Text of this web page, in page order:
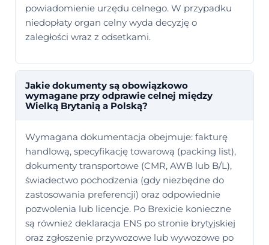
powiadomienie urzędu celnego. W przypadku
niedopłaty organ celny wyda decyzję o
zaległości wraz z odsetkami.
Jakie dokumenty są obowiązkowo
wymagane przy odprawie celnej między
Wielką Brytanią a Polską?
Wymagana dokumentacja obejmuje: fakturę
handlową, specyfikację towarową (packing list),
dokumenty transportowe (CMR, AWB lub B/L),
świadectwo pochodzenia (gdy niezbędne do
zastosowania preferencji) oraz odpowiednie
pozwolenia lub licencje. Po Brexicie konieczne
są również deklaracja ENS po stronie brytyjskiej
oraz zgłoszenie przywozowe lub wywozowe po